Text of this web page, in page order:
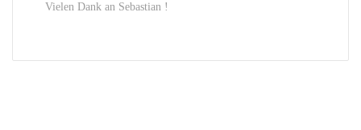
Vielen Dank an Sebastian !